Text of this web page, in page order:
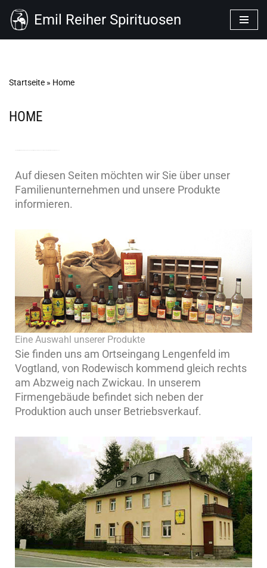
Zum
Emil Reiher Spirituosen
Startseite » Home
HOME
Auf diesen Seiten möchten wir Sie über unser
Familienunternehmen und unsere Produkte
informieren.
Eine Auswahl unserer Produkte
Sie finden uns am Ortseingang Lengenfeld im
Vogtland, von Rodewisch kommend gleich rechts
am Abzweig nach Zwickau. In unserem
Firmengebäude befindet sich neben der
Produktion auch unser Betriebsverkauf.